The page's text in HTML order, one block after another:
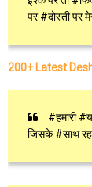
पर #दोस्ती पर
200+ Latest
#हमारी
जिसके #साथ